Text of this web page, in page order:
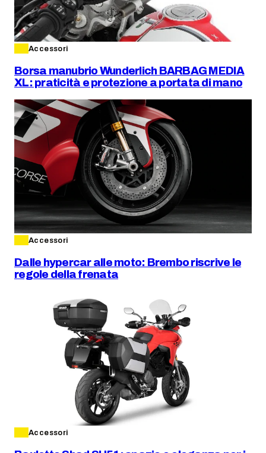
Accessori
Borsa manubrio Wunderlich BARBAG MEDIA
XL: praticità e protezione a portata di mano
Accessori
Dalle hypercar alle moto: Brembo riscrive le
regole della frenata
Accessori